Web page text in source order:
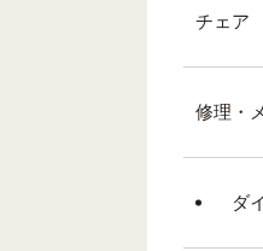
チェア
修理・
ダ